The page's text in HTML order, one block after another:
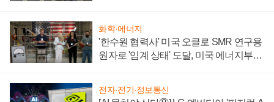
화학·에너지
'한수원 협력사' 미국 오클로 SMR 연구용
원자로 '임계 상태' 도달, 미국 에너지부
전자·전기·정보통신